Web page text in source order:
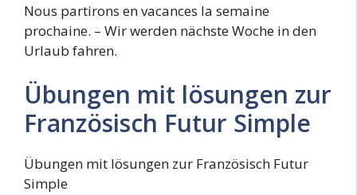
Nous partirons en vacances la semaine
prochaine. – Wir werden nächste Woche in den
Urlaub fahren.
Übungen mit lösungen zur
Französisch Futur Simple
Übungen mit lösungen zur Französisch Futur
Simple